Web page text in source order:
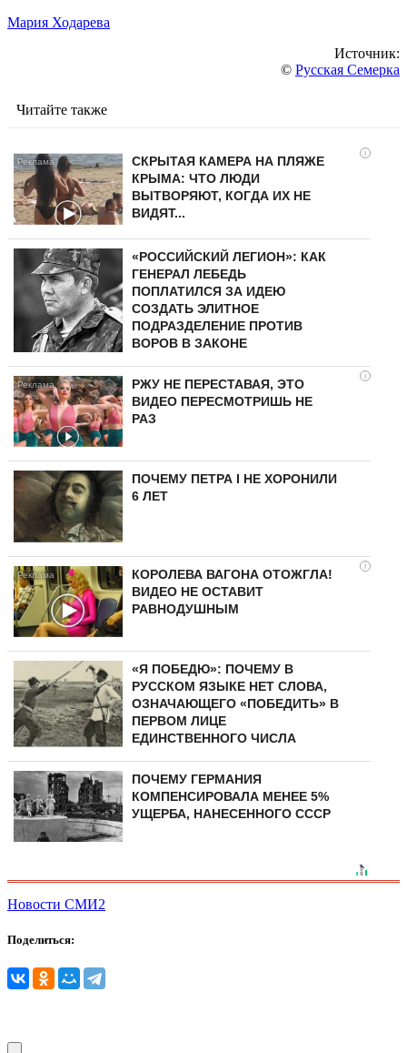
Мария Ходарева
Источник:
© Русская Семерка
Читайте также
i
СКРЫТАЯ КАМЕРА НА ПЛЯЖЕ
КРЫМА: ЧТО ЛЮДИ
ВЫТВОРЯЮТ, КОГДА ИХ НЕ
ВИДЯТ...
«РОССИЙСКИЙ ЛЕГИОН»: КАК
ГЕНЕРАЛ ЛЕБЕДЬ
ПОПЛАТИЛСЯ ЗА ИДЕЮ
СОЗДАТЬ ЭЛИТНОЕ
ПОДРАЗДЕЛЕНИЕ ПРОТИВ
ВОРОВ В ЗАКОНЕ
i
РЖУ НЕ ПЕРЕСТАВАЯ, ЭТО
ВИДЕО ПЕРЕСМОТРИШЬ НЕ
РАЗ
ПОЧЕМУ ПЕТРА I НЕ ХОРОНИЛИ
6 ЛЕТ
i
КОРОЛЕВА ВАГОНА ОТОЖГЛА!
ВИДЕО НЕ ОСТАВИТ
РАВНОДУШНЫМ
«Я ПОБЕДЮ»: ПОЧЕМУ В
РУССКОМ ЯЗЫКЕ НЕТ СЛОВА,
ОЗНАЧАЮЩЕГО «ПОБЕДИТЬ» В
ПЕРВОМ ЛИЦЕ
ЕДИНСТВЕННОГО ЧИСЛА
ПОЧЕМУ ГЕРМАНИЯ
КОМПЕНСИРОВАЛА МЕНЕЕ 5%
УЩЕРБА, НАНЕСЕННОГО СССР
Новости СМИ2
Поделиться: